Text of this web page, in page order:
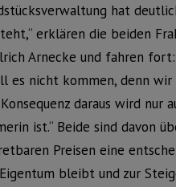
hat
erklären die beiden
Arnecke und fahren
es nicht kommen, denn
daraus wird nur
ist.“ Beide sind davon
Preisen eine
bleibt und zur